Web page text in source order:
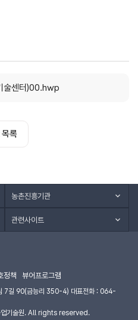
술센터)00.hwp
목록
농촌진흥기관
관련사이트
정책 뷰어프로그램
7길 90(금능리 350-4) 대표전화 : 064-
기술원. All rights reserved.